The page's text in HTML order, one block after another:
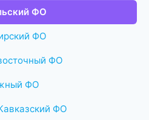
ФО
ФО
ФО
ФО
ФО